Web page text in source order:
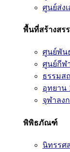
ศูนย์ส่ง
พื้นที่สร้างสร
ศูนย์พัน
ศูนย์กีฬ
ธรรมส
อุทยาน
จุฬาลง
พิพิธภัณฑ์
นิทรรศ